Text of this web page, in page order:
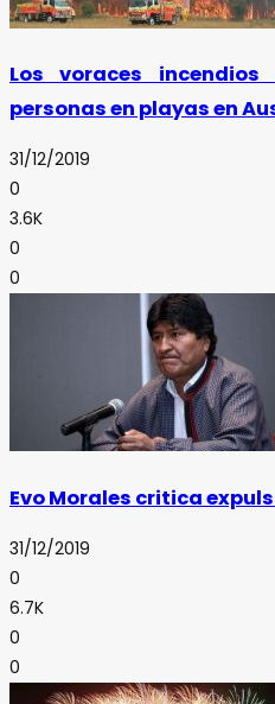
Los voraces
personas en playas en
31/12/2019
0
3.6K
0
0
Evo Morales critica
31/12/2019
0
6.7K
0
0